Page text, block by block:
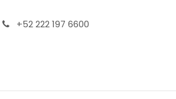
+52 222 197 6600